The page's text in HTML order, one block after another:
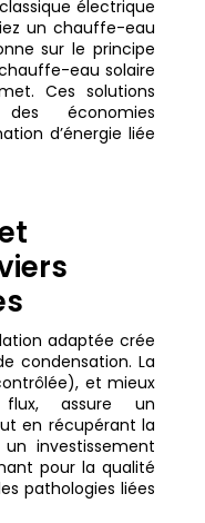
électrique
un chauffe-eau
sur le principe
eau solaire
Ces solutions
économies
d’énergie liée
adaptée crée
condensation. La
et mieux
assure un
en récupérant la
investissement
pour la qualité
pathologies liées